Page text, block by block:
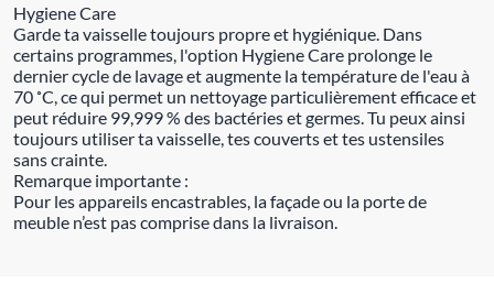
Hygiene Care
Garde ta vaisselle toujours propre et hygiénique. Dans
certains programmes, l'option Hygiene Care prolonge le
dernier cycle de lavage et augmente la température de l'eau à
70 ˚C, ce qui permet un nettoyage particulièrement efficace et
peut réduire 99,999 % des bactéries et germes. Tu peux ainsi
toujours utiliser ta vaisselle, tes couverts et tes ustensiles
sans crainte.
Remarque importante :
Pour les appareils encastrables, la façade ou la porte de
meuble n’est pas comprise dans la livraison.